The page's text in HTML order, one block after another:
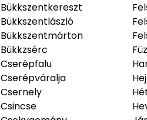
Bükkszentkereszt
Bükkszentlászló
Bükkszentmárton
Bükkzsérc
Cserépfalu
Cserépváralja
Csernely
Csincse